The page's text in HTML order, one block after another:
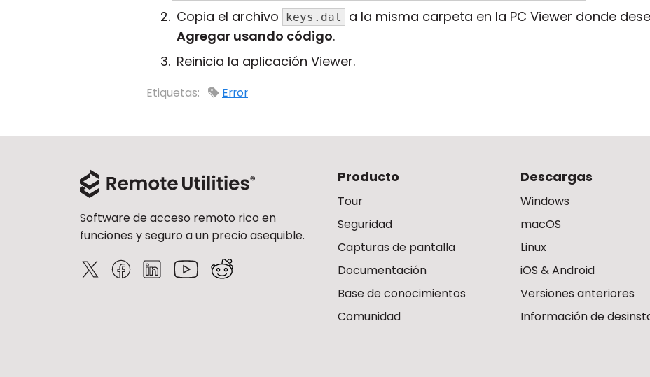
Copia el archivo keys.dat
a la misma carpeta en la PC Viewer donde
Agregar usando código.
Reinicia la aplicación Viewer.
Etiquetas: Error
Software de acceso remoto rico en
funciones y seguro a un precio asequible.
Producto
Tour
Seguridad
Capturas de pantalla
Documentación
Base de conocimientos
Comunidad
Descargas
Windows
macOS
Linux
iOS & Android
Versiones anteriores
Información de